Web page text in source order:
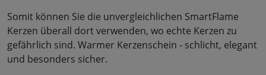
Somit können Sie die unvergleichlichen SmartFlame
Kerzen überall dort verwenden, wo echte Kerzen zu
gefährlich sind. Warmer Kerzenschein - schlicht, elegant
und besonders sicher.